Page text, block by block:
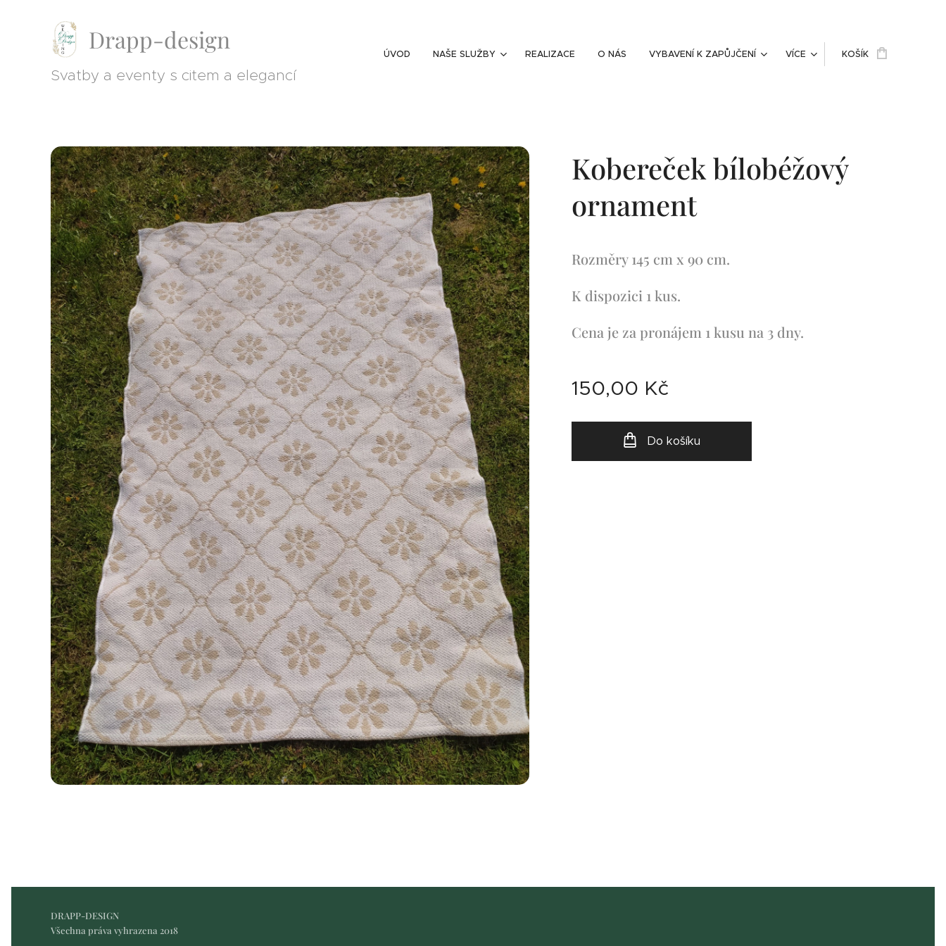
Drapp-design
Svatby a eventy s citem a elegancí
ÚVOD NAŠE SLUŽBY REALIZACE O NÁS VYBAVENÍ K ZAPŮJČENÍ VÍCE KOŠÍK
Kobereček bílobéžový
ornament
Rozměry 145 cm x 90 cm.
K dispozici 1 kus.
Cena je za pronájem 1 kusu na 3 dny.
150,00 Kč
Do košíku
DRAPP-DESIGN
Všechna práva vyhrazena 2018